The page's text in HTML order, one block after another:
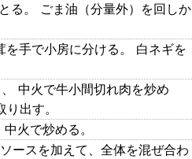
る。 ごま油（分量外）を回しか
手で小房に分ける。 白ネギを
中火で牛小間切れ肉を炒め
出す。
火で炒める。
ースを加えて、全体を混ぜ合わ